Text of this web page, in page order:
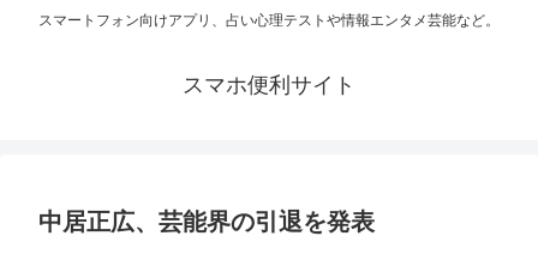
スマートフォン向けアプリ、占い心理テストや情報エンタメ芸能など。
スマホ便利サイト
中居正広、芸能界の引退を発表